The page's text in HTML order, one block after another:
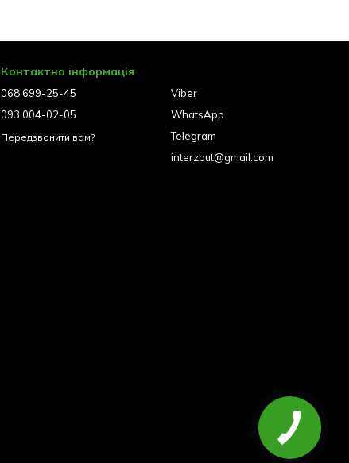
Контактна інформація
068 699-25-45
093 004-02-05
Передзвонити вам?
Viber
WhatsApp
Telegram
interzbut@gmail.com